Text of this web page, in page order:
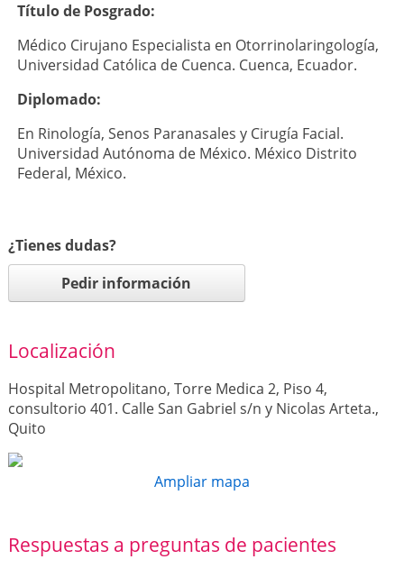
Título de Posgrado:
Médico Cirujano Especialista en Otorrinolaringología,
Universidad Católica de Cuenca. Cuenca, Ecuador.
Diplomado:
En Rinología, Senos Paranasales y Cirugía Facial.
Universidad Autónoma de México. México Distrito
Federal, México.
¿Tienes dudas?
Pedir información
Localización
Hospital Metropolitano, Torre Medica 2, Piso 4,
consultorio 401. Calle San Gabriel s/n y Nicolas Arteta.,
Quito
Ampliar mapa
Respuestas a preguntas de pacientes